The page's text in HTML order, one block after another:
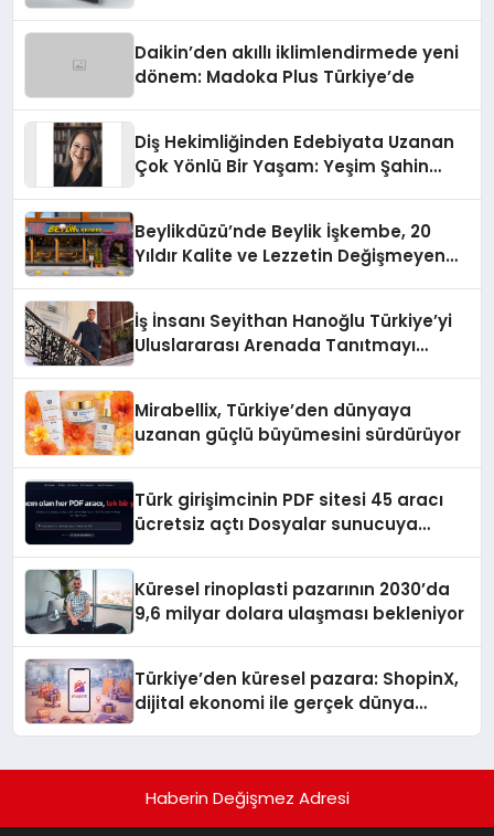
Daikin’den akıllı iklimlendirmede yeni
dönem: Madoka Plus Türkiye’de
Diş Hekimliğinden Edebiyata Uzanan
Çok Yönlü Bir Yaşam: Yeşim Şahin
Beylikdüzü’nde Beylik İşkembe, 20
Yıldır Kalite ve Lezzetin Değişmeyen
İş İnsanı Seyithan Hanoğlu Türkiye’yi
Uluslararası Arenada Tanıtmayı
Mirabellix, Türkiye’den dünyaya
uzanan güçlü büyümesini sürdürüyor
Türk girişimcinin PDF sitesi 45 aracı
ücretsiz açtı Dosyalar sunucuya
Küresel rinoplasti pazarının 2030’da
9,6 milyar dolara ulaşması bekleniyor
Türkiye’den küresel pazara: ShopinX,
dijital ekonomi ile gerçek dünya
Haberin Değişmez Adresi